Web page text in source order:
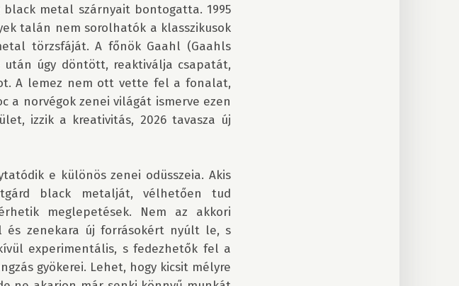
metal szárnyait bontogatta. 1995
talán nem sorolhatók a klasszikusok
törzsfáját. A főnök Gaahl (Gaahls
után úgy döntött, reaktiválja csapatát,
A lemez nem ott vette fel a fonalat,
norvégok zenei világát ismerve ezen
izzik a kreativitás, 2026 tavasza új
e különös zenei odüsszeia. Akis
black metalját, vélhetően tud
meglepetések. Nem az akkori
és zenekara új forrásokért nyúlt le, s
experimentális, s fedezhetők fel a
gyökerei. Lehet, hogy kicsit mélyre